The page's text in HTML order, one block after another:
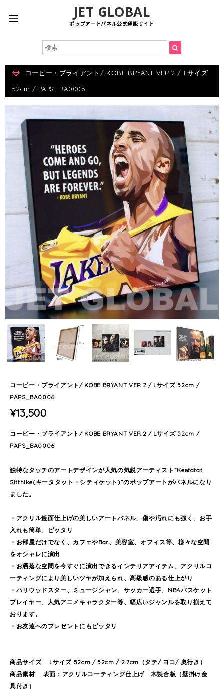
JET GLOBAL
ポップアートパネル公式通販サイト
コービー・ブライアント/ KOBE BRYANT VER.2 / Lサイズ
52cm / PAPS_BA0006
コービー・ブライアント/ KOBE BRYANT VER.2 / Lサイズ 52cm /
PAPS_BA0006
¥13,500
コービー・ブライアント/ KOBE BRYANT VER.2 / Lサイズ 52cm /
PAPS_BA0006
独特なタッチのアートデザインが人気の気鋭アーティスト”Keetatat
Sitthike(キータタット・シティケット)”のポップアートがパネルになり
ました。
・アクリル鏡面仕上げの美しいアートパネル、傷や汚れにも強く、お手
入れも簡単、ピッタリ
・お部屋だけでなく、カフェやBar、美容室、オフィス等、様々な空間
をオシャレに演出
・お洒落な空間を今すぐに演出できるインテリアアイテム、アクリルコ
ーティングにより美しいツヤが加えられ、高級感のある仕上がり
・ハリウッドスター、ミュージシャン、サッカー選手、NBAバスケット
プレイヤー、人気アニメキャラクター等、幅広いジャンルを取り揃えて
おります。
・お友達へのプレゼントにもピッタリ
商品サイズ Lサイズ 52cm / 52cm / 2.7cm（タテ/ ヨコ/ 奥行き）
商品素材 表面：アクリルコーティング仕上げ 木製合板（壁掛け金
具付き）